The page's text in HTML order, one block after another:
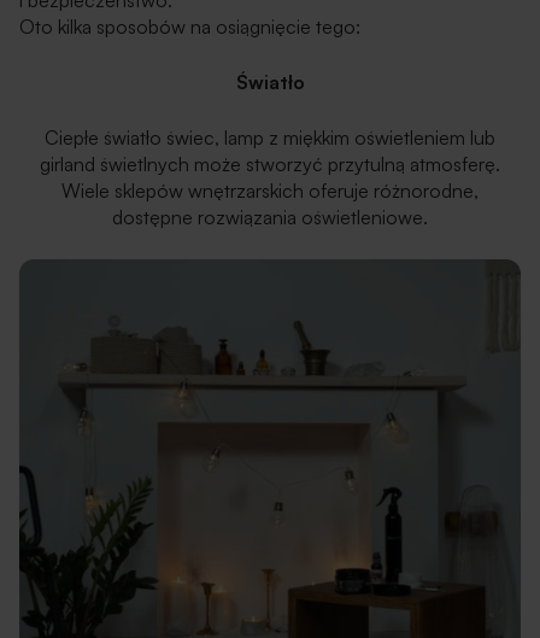
Oto kilka sposobów na osiągnięcie tego:
Światło
Ciepłe światło świec, lamp z miękkim oświetleniem lub
girland świetlnych może stworzyć przytulną atmosferę.
Wiele sklepów wnętrzarskich oferuje różnorodne,
dostępne rozwiązania oświetleniowe.